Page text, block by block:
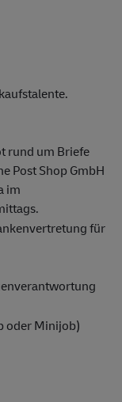
rund um Briefe
Post Shop GmbH
im
für
oder Minijob)